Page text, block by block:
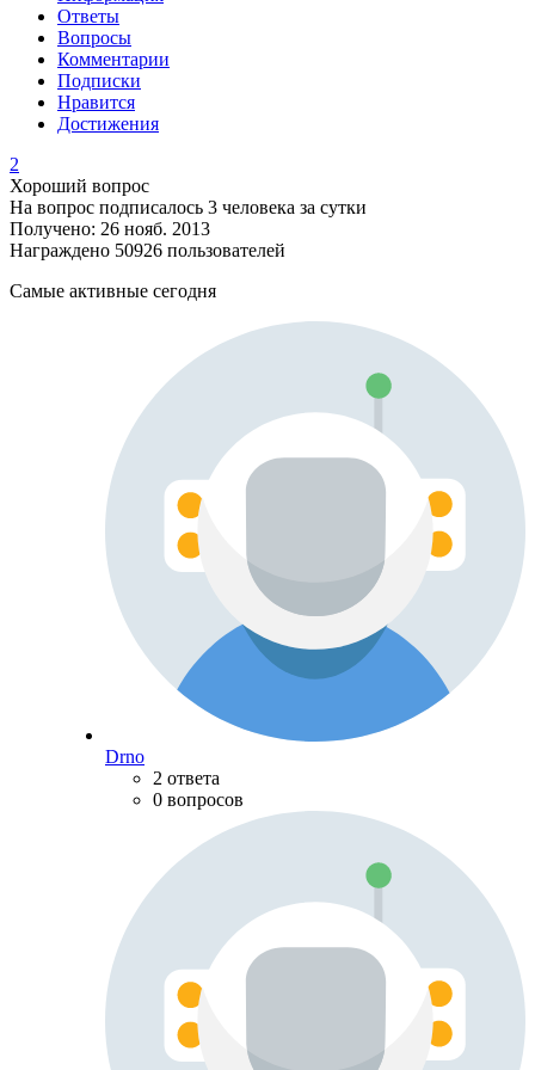
Ответы
Вопросы
Комментарии
Подписки
Нравится
Достижения
2
Хороший вопрос
На вопрос подписалось 3 человека за сутки
Получено: 26 нояб. 2013
Награждено 50926 пользователей
Самые активные сегодня
Drno
2 ответа
0 вопросов